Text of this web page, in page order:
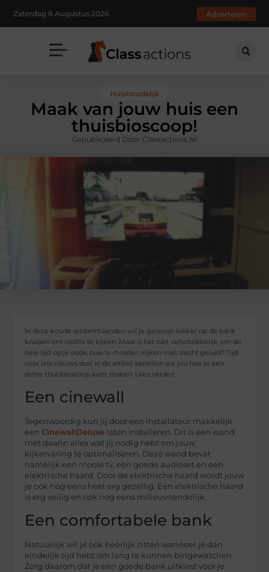
Zaterdag 8 Augustus 2026 Adverteren
Huishoudelijk
Maak van jouw huis een
thuisbioscoop!
Gepubliceerd Door Classactions.nl
In deze koude wintermaanden wil je gewoon lekker op de bank
kruipen om netflix te kijken. Maar is het niet verschrikkelijk om de
hele tijd op je oude buis te moeten kijken met slecht geluid? Tijd
voor iets nieuws dus! In dit artikel vertellen we jou hoe je een
echte thuisbioscoop kunt maken. Lees verder!
Een cinewall
Tegenwoordig kun jij door een installateur makkelijk
eenCinewallDeluxe laten installeren. Dit is een wand
met daarin alles wat jij nodig hebt om jouw
kijkervaring te optimaliseren. Deze wand bevat
namelijk een mooie tv, een goede audioset en een
elektrische haard. Door de elektrische haard wordt jouw
je ook nog eens heel erg gezellig. Een elektrische haard
is erg veilig en ook nog eens milieuvriendelijk.
Een comfortabele bank
Natuurlijk wil je ook heerlijk zitten wanneer je dan
eindelijk tijd hebt om lang te kunnen bingewatchen.
Zorg daarom dat je een goede bank uitkiest voor je